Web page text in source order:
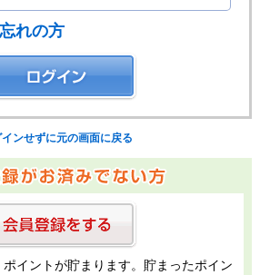
れの方
インせずに元の画面に戻る
イントが貯まります。貯まったポイン